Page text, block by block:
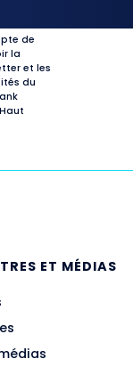
de
la
et les
du
ET MÉDIAS